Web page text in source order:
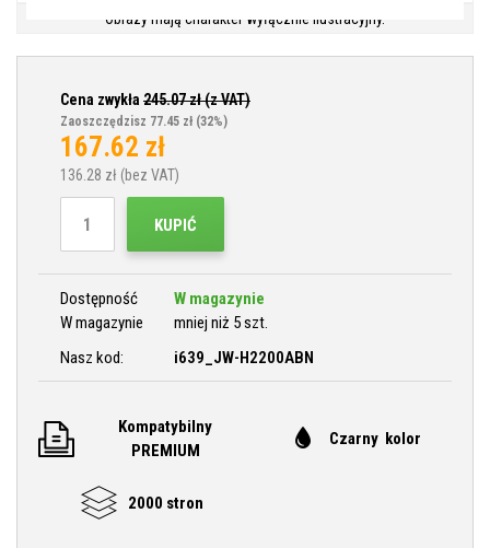
Obrazy mają charakter wyłącznie ilustracyjny.
Cena zwykła 245.07zł (z VAT)
Zaoszczędzisz 77.45 zł (32%)
167.62 zł
136.28 zł (bez VAT)
KUPIĆ
Dostępność
W magazynie
W magazynie
mniej niż 5 szt.
Nasz kod:
i639_JW-H2200ABN
Kompatybilny
PREMIUM
Czarny kolor
2000 stron